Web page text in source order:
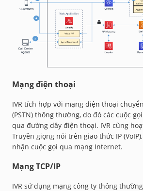
Mạng điện thoại
IVR tích hợp với mạng điện thoại
(PSTN) thông thường, do đó các cuộc
qua đường dây điện thoại. IVR cũng
Truyền giọng nói trên giao thức IP
nhận cuộc gọi qua mạng Internet.
Mạng TCP/IP
IVR sử dụng mạng công ty thông